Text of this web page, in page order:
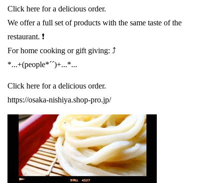
Click here for a delicious order.
We offer a full set of products with the same taste of the
restaurant. ❗️
For home cooking or gift giving: ⤴️
*...+(people*´´)+...*...
Click here for a delicious order.
https://osaka-nishiya.shop-pro.jp/